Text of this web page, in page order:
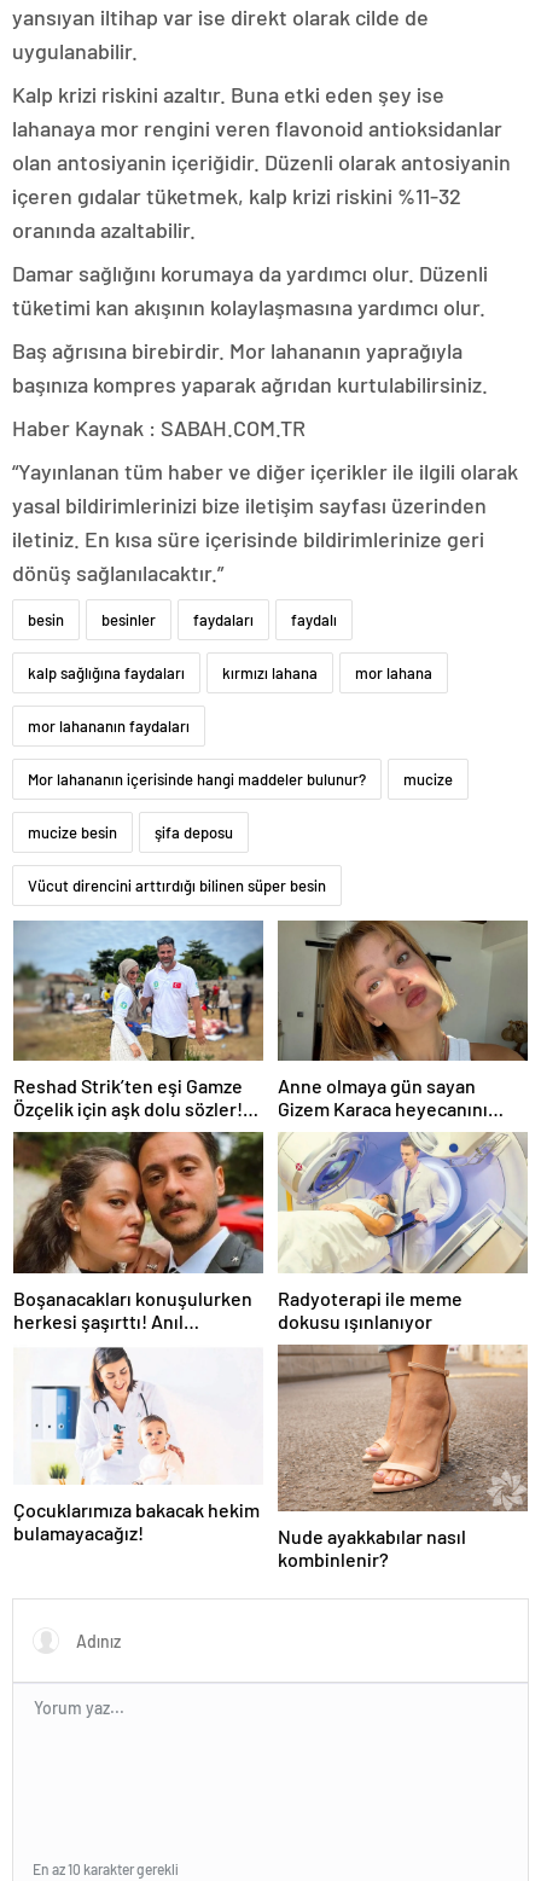
yansıyan iltihap var ise direkt olarak cilde de
uygulanabilir.
Kalp krizi riskini azaltır. Buna etki eden şey ise
lahanaya mor rengini veren flavonoid antioksidanlar
olan antosiyanin içeriğidir. Düzenli olarak antosiyanin
içeren gıdalar tüketmek, kalp krizi riskini %11-32
oranında azaltabilir.
Damar sağlığını korumaya da yardımcı olur. Düzenli
tüketimi kan akışının kolaylaşmasına yardımcı olur.
Baş ağrısına birebirdir. Mor lahananın yaprağıyla
başınıza kompres yaparak ağrıdan kurtulabilirsiniz.
Haber Kaynak : SABAH.COM.TR
“Yayınlanan tüm haber ve diğer içerikler ile ilgili olarak
yasal bildirimlerinizi bize iletişim sayfası üzerinden
iletiniz. En kısa süre içerisinde bildirimlerinize geri
dönüş sağlanılacaktır.”
besin besinler faydaları faydalı
kalp sağlığına faydaları kırmızı lahana mor lahana
mor lahananın faydaları
Mor lahananın içerisinde hangi maddeler bulunur? mucize
mucize besin şifa deposu
Vücut direncini arttırdığı bilinen süper besin
Reshad Strik’ten eşi Gamze
Özçelik için aşk dolu sözler!
“Benim cennetim…”
Anne olmaya gün sayan
Gizem Karaca heyecanını
paylaştı! “Senelerdir annelik
yapıyorum ama bu sene
farklı…”
Boşanacakları konuşulurken
herkesi şaşırttı! Anıl
Altan’dan Pelin Akil’e
duygusal Anneler Günü
mesajı
Radyoterapi ile meme
dokusu ışınlanıyor
Çocuklarımıza bakacak hekim
bulamayacağız!
Nude ayakkabılar nasıl
kombinlenir?
En az 10 karakter gerekli